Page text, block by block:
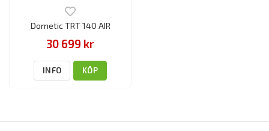
Dometic TRT 140 AIR
30 699 kr
INFO KÖP